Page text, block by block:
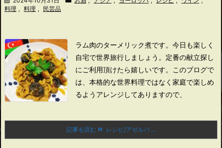
料理 , 料理 , 民芸品
ラム肉のターメリック煮です。 今日も楽しく
自宅で世界旅行しましょう。 定番の献立探し
にご利用頂けたら嬉しいです。
このブログで
は、本格的な世界料理ではなく家庭で楽しめ
るようアレンジしてありますので、
記事を読む レシピ/アゼルバ ...